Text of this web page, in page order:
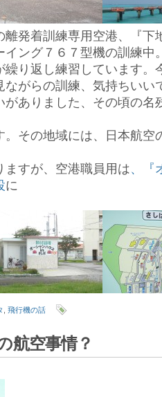
離発着訓練専用空港、『下
イング７６７型機の訓練中
繰り返し練習しています。
ながらの訓練、気持ちいい
がありました、その頃の名
。その地域には、日本航空
ますが、空港職員用は、『
に
飛行機の話
航空事情？